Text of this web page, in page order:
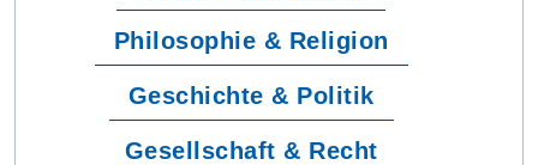
Philosophie & Religion
Geschichte & Politik
Gesellschaft & Recht